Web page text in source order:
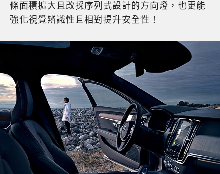
條面積擴大且改採序列式設計的方向燈，也更能
強化視覺辨識性且相對提升安全性！